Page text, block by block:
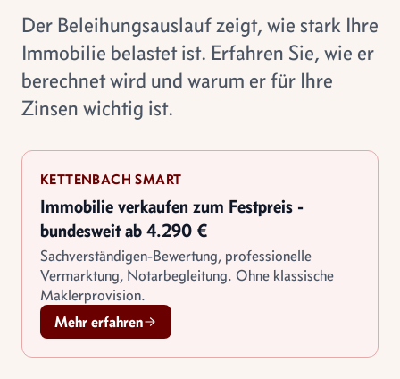
Der Beleihungsauslauf zeigt, wie stark Ihre
Immobilie belastet ist. Erfahren Sie, wie er
berechnet wird und warum er für Ihre
Zinsen wichtig ist.
KETTENBACH SMART
Immobilie verkaufen zum Festpreis -
bundesweit ab 4.290 €
Sachverständigen-Bewertung, professionelle
Vermarktung, Notarbegleitung. Ohne klassische
Maklerprovision.
Mehr erfahren